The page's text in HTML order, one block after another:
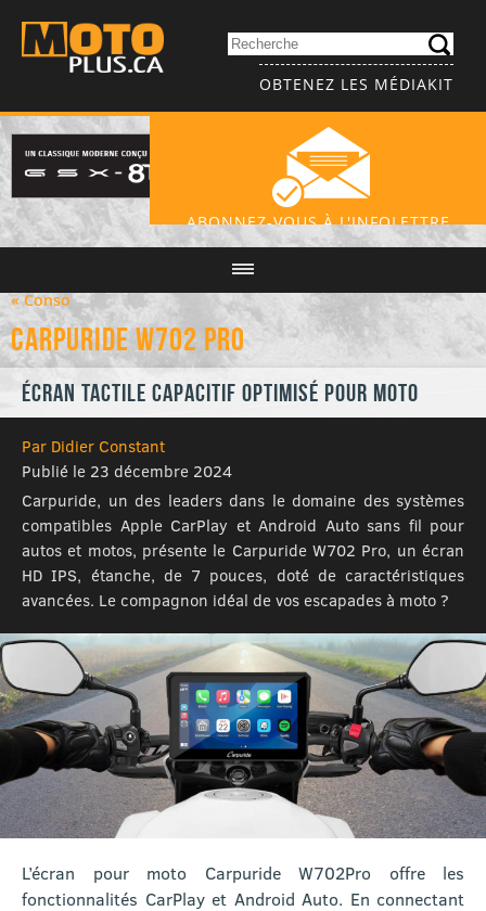
OBTENEZ LES MÉDIAKIT
ABONNEZ-VOUS À L'INFOLETTRE
« Conso
Carpuride W702 Pro
Écran tactile capacitif optimisé pour moto
Par Didier Constant
Publié le 23 décembre 2024
Carpuride, un des leaders dans le domaine des systèmes
compatibles Apple CarPlay et Android Auto sans fil pour
autos et motos, présente le Carpuride W702 Pro, un écran
HD IPS, étanche, de 7 pouces, doté de caractéristiques
avancées. Le compagnon idéal de vos escapades à moto ?
L’écran pour moto Carpuride W702Pro offre les
fonctionnalités CarPlay et Android Auto. En connectant